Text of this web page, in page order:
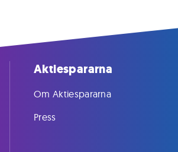
Aktiespararna
Om Aktiespararna
Press